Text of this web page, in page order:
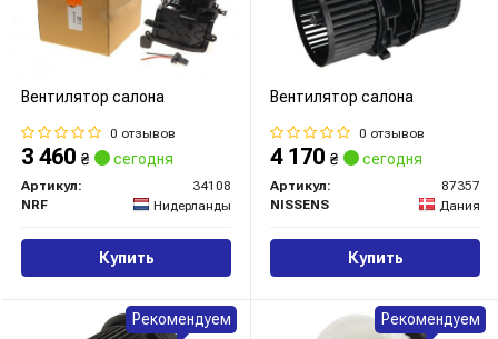
Вентилятор салона
0 отзывов
3 460 ₴ сегодня
Артикул:
34108
NRF
Нидерланды
Купить
Вентилятор салона
0 отзывов
4 170 ₴ сегодня
Артикул:
87357
NISSENS
Дания
Купить
Рекомендуем Рекомендуем